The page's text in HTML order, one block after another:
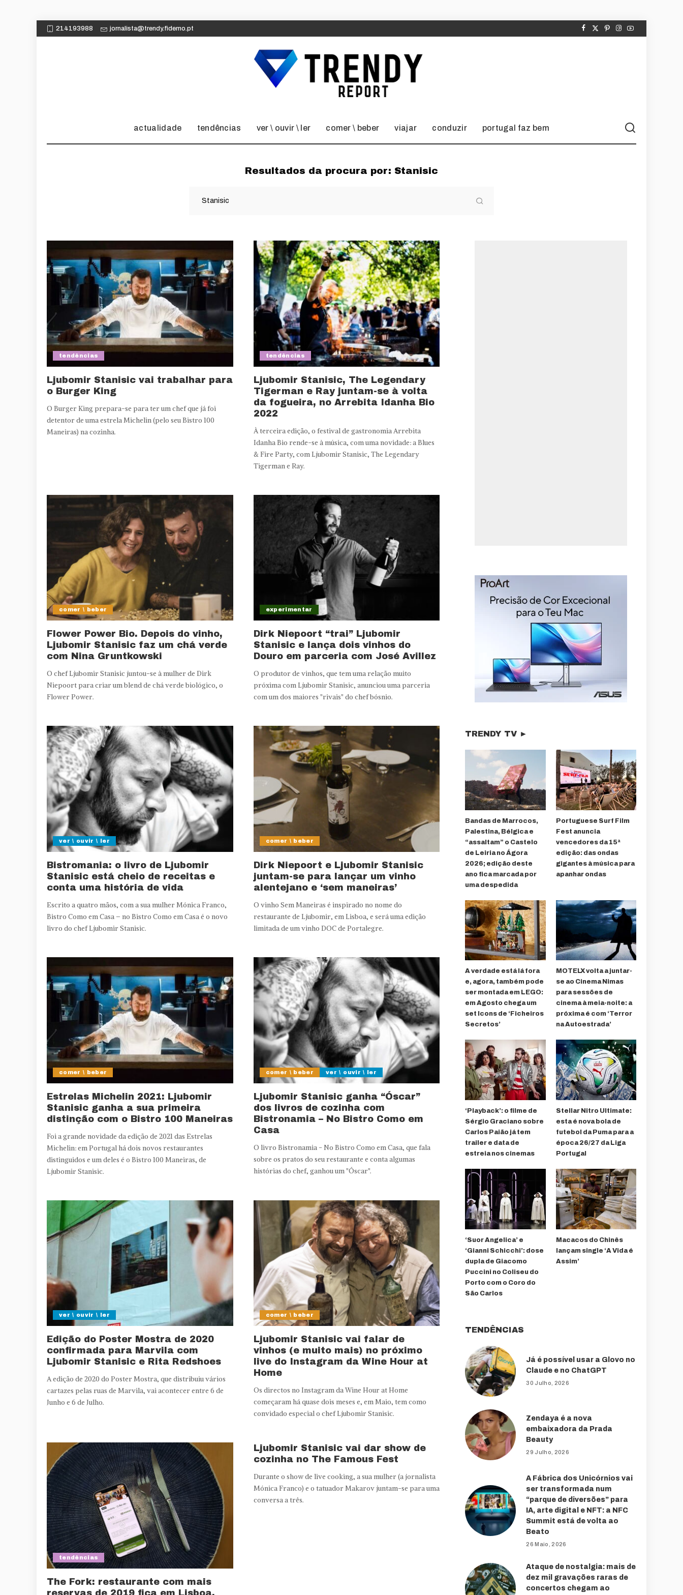
214193988 jornalista@trendy.fidemo.pt
actualidade tendências ver \ ouvir \ ler comer \ beber viajar conduzir portugal faz bem
Resultados da procura por: Stanisic
tendências
Ljubomir Stanisic vai trabalhar para
o Burger King
O Burger King prepara-se para ter um chef que já foi
detentor de uma estrela Michelin (pelo seu Bistro 100
Maneiras) na cozinha.
tendências
Ljubomir Stanisic, The Legendary
Tigerman e Ray juntam-se à volta
da fogueira, no Arrebita Idanha Bio
2022
À terceira edição, o festival de gastronomia Arrebita
Idanha Bio rende-se à música, com uma novidade: a Blues
& Fire Party, com Ljubomir Stanisic, The Legendary
Tigerman e Ray.
comer \ beber
Flower Power Bio. Depois do vinho,
Ljubomir Stanisic faz um chá verde
com Nina Gruntkowski
O chef Ljubomir Stanisic juntou-se à mulher de Dirk
Niepoort para criar um blend de chá verde biológico, o
Flower Power.
experimentar
Dirk Niepoort “trai” Ljubomir
Stanisic e lança dois vinhos do
Douro em parceria com José Avillez
O produtor de vinhos, que tem uma relação muito
próxima com Ljubomir Stanisic, anunciou uma parceria
com um dos maiores "rivais" do chef bósnio.
ver \ ouvir \ ler
Bistromania: o livro de Ljubomir
Stanisic está cheio de receitas e
conta uma história de vida
Escrito a quatro mãos, com a sua mulher Mónica Franco,
Bistro Como em Casa – no Bistro Como em Casa é o novo
livro do chef Ljubomir Stanisic.
comer \ beber
Dirk Niepoort e Ljubomir Stanisic
juntam-se para lançar um vinho
alentejano e ‘sem maneiras’
O vinho Sem Maneiras é inspirado no nome do
restaurante de Ljubomir, em Lisboa, e será uma edição
limitada de um vinho DOC de Portalegre.
comer \ beber
Estrelas Michelin 2021: Ljubomir
Stanisic ganha a sua primeira
distinção com o Bistro 100 Maneiras
Foi a grande novidade da edição de 2021 das Estrelas
Michelin: em Portugal há dois novos restaurantes
distinguidos e um deles é o Bistro 100 Maneiras, de
Ljubomir Stanisic.
comer \ beber ver \ ouvir \ ler
Ljubomir Stanisic ganha “Óscar”
dos livros de cozinha com
Bistronamia – No Bistro Como em
Casa
O livro Bistronamia - No Bistro Como em Casa, que fala
sobre os pratos do seu restaurante e conta algumas
histórias do chef, ganhou um "Óscar".
ver \ ouvir \ ler
Edição do Poster Mostra de 2020
confirmada para Marvila com
Ljubomir Stanisic e Rita Redshoes
A edição de 2020 do Poster Mostra, que distribuiu vários
cartazes pelas ruas de Marvila, vai acontecer entre 6 de
Junho e 6 de Julho.
comer \ beber
Ljubomir Stanisic vai falar de
vinhos (e muito mais) no próximo
live do Instagram da Wine Hour at
Home
Os directos no Instagram da Wine Hour at Home
começaram há quase dois meses e, em Maio, tem como
convidado especial o chef Ljubomir Stanisic.
tendências
The Fork: restaurante com mais
Ljubomir Stanisic vai dar show de
cozinha no The Famous Fest
Durante o show de live cooking, a sua mulher (a jornalista
Mónica Franco) e o tatuador Makarov juntam-se para uma
conversa a três.
TRENDY TV ►
Bandas de Marrocos,
Palestina, Bélgica e
“assaltam” o Castelo
de Leiria no Ágora
2026; edição deste
ano fica marcada por
uma despedida
Portuguese Surf Film
Fest anuncia
vencedores da 15ª
edição: das ondas
gigantes à música para
apanhar ondas
A verdade está lá fora
e, agora, também pode
ser montada em LEGO:
em Agosto chega um
set Icons de ‘Ficheiros
Secretos’
MOTELX volta a juntar-
se ao Cinema Nimas
para sessões de
cinema à meia-noite: a
próxima é com ‘Terror
na Autoestrada’
‘Playback’: o filme de
Sérgio Graciano sobre
Carlos Paião já tem
trailer e data de
estreia nos cinemas
Stellar Nitro Ultimate:
esta é nova bola de
futebol da Puma para a
época 26/27 da Liga
Portugal
‘Suor Angelica’ e
‘Gianni Schicchi’: dose
dupla de Giacomo
Puccini no Coliseu do
Porto com o Coro do
São Carlos
Macacos do Chinês
lançam single ‘A Vida é
Assim’
TENDÊNCIAS
Já é possível usar a Glovo no
Claude e no ChatGPT
30 Julho, 2026
Zendaya é a nova
embaixadora da Prada
Beauty
29 Julho, 2026
A Fábrica dos Unicórnios vai
ser transformada num
“parque de diversões” para
IA, arte digital e NFT: a NFC
Summit está de volta ao
Beato
26 Maio, 2026
Ataque de nostalgia: mais de
dez mil gravações raras de
concertos chegam ao